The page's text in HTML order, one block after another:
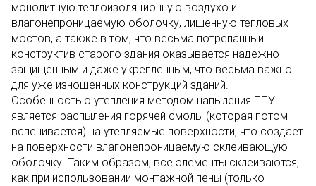
монолитную теплоизоляционную воздухо и
влагонепроницаемую оболочку, лишенную тепловых
мостов, а также в том, что весьма потрепанный
конструктив старого здания оказывается надежно
защищенным и даже укрепленным, что весьма важно
для уже изношенных конструкций зданий.
Особенностью утепления методом напыления ППУ
является распыления горячей смолы (которая потом
вспенивается) на утепляемые поверхности, что создает
на поверхности влагонепроницаемую склеивающую
оболочку. Таким образом, все элементы склеиваются,
как при использовании монтажной пены (только